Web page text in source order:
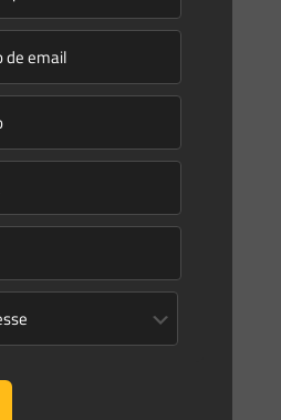
que facilita o licenciamento de
permitirá a liberação do alvará de
nestes casos em Florianópolis A
apresenta, nesta terça-feira
Read more